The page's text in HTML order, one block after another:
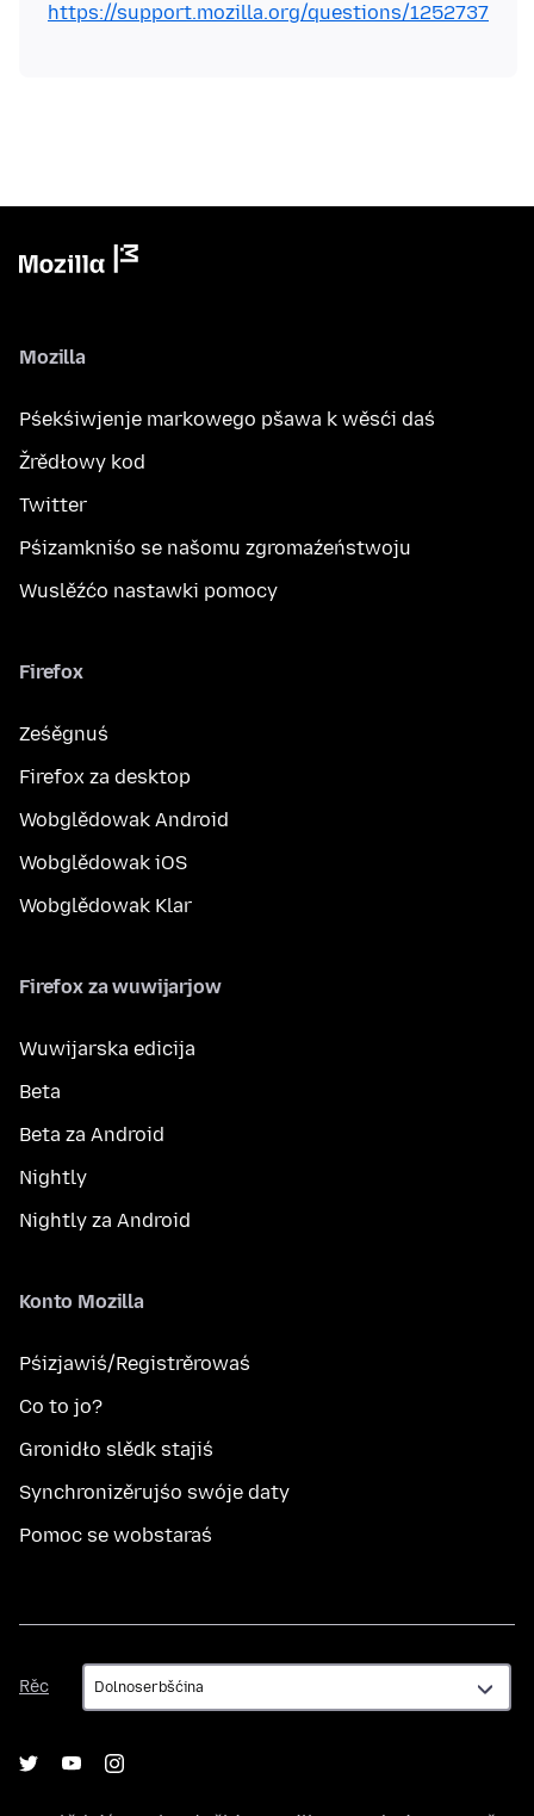
https://support.mozilla.org/questions/1252737
Mozilla
Pśekśiwjenje markowego pšawa k wěsći daś
Žrědłowy kod
Twitter
Pśizamkniśo se našomu zgromaźeństwoju
Wuslěźćo nastawki pomocy
Firefox
Ześěgnuś
Firefox za desktop
Wobglědowak Android
Wobglědowak iOS
Wobglědowak Klar
Firefox za wuwijarjow
Wuwijarska edicija
Beta
Beta za Android
Nightly
Nightly za Android
Konto Mozilla
Pśizjawiś/Registrěrowaś
Co to jo?
Gronidło slědk stajiś
Synchronizěrujśo swóje daty
Pomoc se wobstaraś
Rěc
Rěc